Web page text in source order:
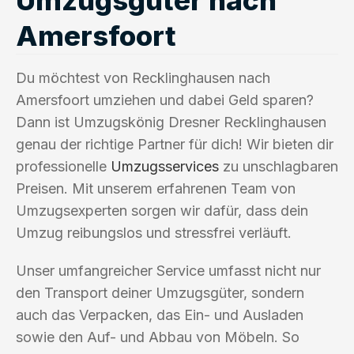
Amersfoort
Du möchtest von Recklinghausen nach
Amersfoort umziehen und dabei Geld sparen?
Dann ist Umzugskönig Dresner Recklinghausen
genau der richtige Partner für dich! Wir bieten dir
professionelle Umzugsservices zu unschlagbaren
Preisen. Mit unserem erfahrenen Team von
Umzugsexperten sorgen wir dafür, dass dein
Umzug reibungslos und stressfrei verläuft.
Unser umfangreicher Service umfasst nicht nur
den Transport deiner Umzugsgüter, sondern
auch das Verpacken, das Ein- und Ausladen
sowie den Auf- und Abbau von Möbeln. So